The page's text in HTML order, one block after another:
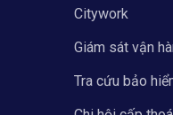
Citywork
Giám sát vận
Tra cứu bảo